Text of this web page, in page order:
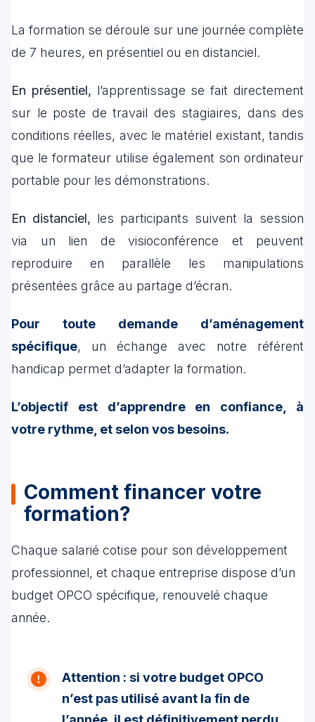
La formation se déroule sur une journée complète
de 7 heures, en présentiel ou en distanciel.
En présentiel, l’apprentissage se fait directement
sur le poste de travail des stagiaires, dans des
conditions réelles, avec le matériel existant, tandis
que le formateur utilise également son ordinateur
portable pour les démonstrations.
En distanciel, les participants suivent la session
via un lien de visioconférence et peuvent
reproduire en parallèle les manipulations
présentées grâce au partage d’écran.
Pour toute demande d’aménagement
spécifique, un échange avec notre référent
handicap permet d’adapter la formation.
L’objectif est d’apprendre en confiance, à
votre rythme, et selon vos besoins.
Comment financer votre
formation?
Chaque salarié cotise pour son développement
professionnel, et chaque entreprise dispose d’un
budget OPCO spécifique, renouvelé chaque
année.
Attention : si votre budget OPCO
n’est pas utilisé avant la fin de